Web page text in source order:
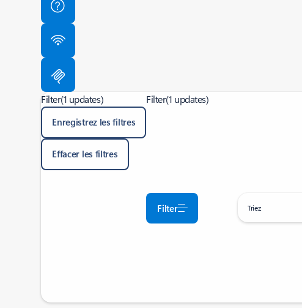
Filter(1 updates)
Enregistrez les filtres
Effacer les filtres
Filter(1 updates)
Filter Triez